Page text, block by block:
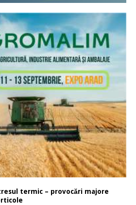
termic – provocări majore